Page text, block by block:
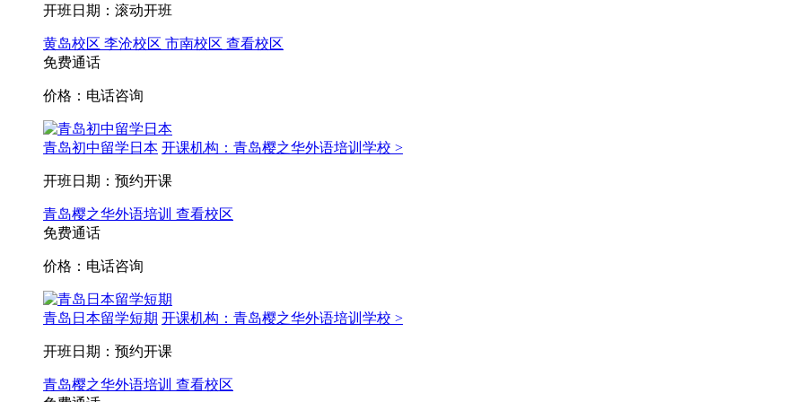
开班日期：滚动开班
黄岛校区 李沧校区 市南校区 查看校区
免费通话
价格：电话咨询
青岛初中留学日本 开课机构：青岛樱之华外语培训学校 >
开班日期：预约开课
青岛樱之华外语培训 查看校区
免费通话
价格：电话咨询
青岛日本留学短期 开课机构：青岛樱之华外语培训学校 >
开班日期：预约开课
青岛樱之华外语培训 查看校区